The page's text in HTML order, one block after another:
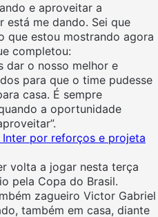
e aproveitar a
me dando. Sei que
que estou mostrando agora
completou:
dar o nosso melhor e
para que o time pudesse
casa. É sempre
a oportunidade
por reforços e projeta
volta a jogar nesta terça
pela Copa do Brasil.
zagueiro Victor Gabriel
também em casa, diante